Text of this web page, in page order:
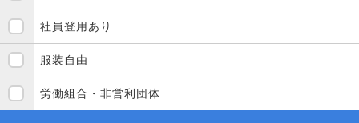
社員登用あり
服装自由
労働組合・非営利団体